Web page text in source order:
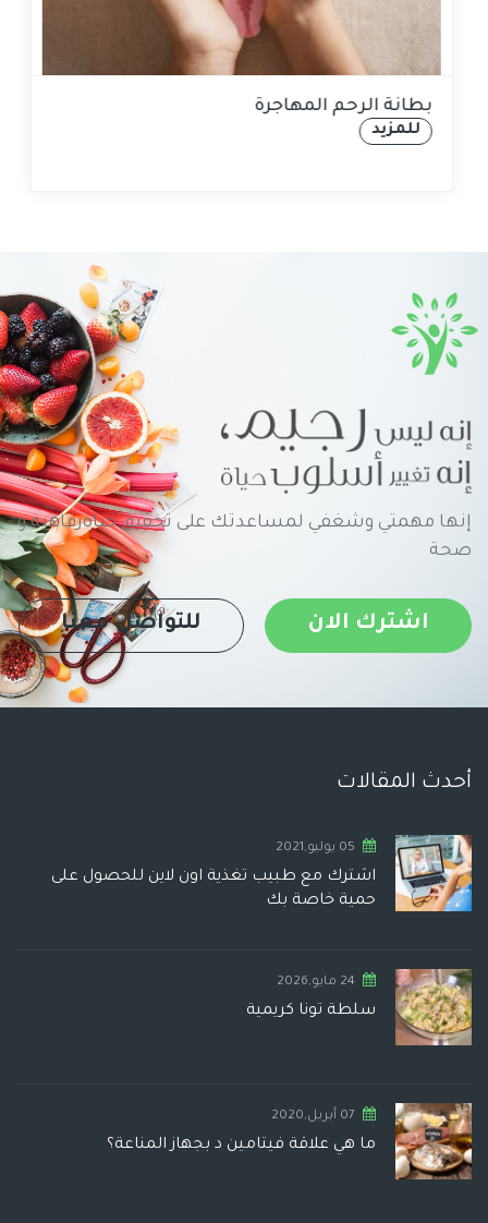
يؤثر طعامك
إنها مهمتي وشغفي لمساعدتك على تحقيق حياةرفاهية و
صحة
اشترك الان للتواصل معنا
أحدث المقالات
05 يوليو,2021
اشترك مع طبيب تغذية اون لاين للحصول على
حمية خاصة بك
24 مايو,2026
سلطة تونا كريمية
07 أبريل,2020
ما هي علاقة فيتامين د بجهاز المناعة؟